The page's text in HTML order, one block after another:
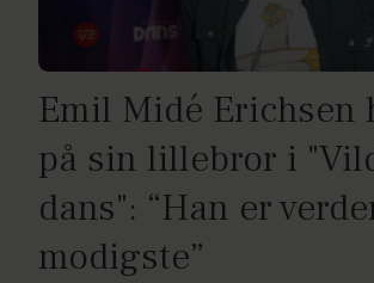
Emil Midé Erichsen
på sin lillebror i
dans": “Han er
modigste”